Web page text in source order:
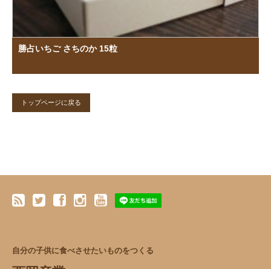
勝占いちご さちのか 15粒
トップページに戻る
自分の子供に食べさせたいものをつくる